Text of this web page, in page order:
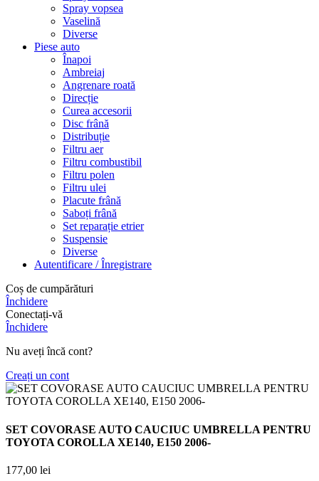
Spray vopsea
Vaselină
Diverse
Piese auto
Înapoi
Ambreiaj
Angrenare roată
Direcție
Curea accesorii
Disc frână
Distribuție
Filtru aer
Filtru combustibil
Filtru polen
Filtru ulei
Placute frână
Saboți frână
Set reparație etrier
Suspensie
Diverse
Autentificare / Înregistrare
Coș de cumpărături
Închidere
Conectați-vă
Închidere
Nu aveți încă cont?
Creați un cont
SET COVORASE AUTO CAUCIUC UMBRELLA PENTRU
TOYOTA COROLLA XE140, E150 2006-
177,00 lei